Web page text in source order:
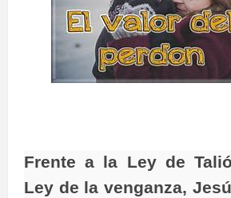
Frente a la Ley de
Ley de la venganza,